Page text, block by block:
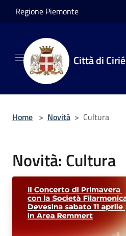
Salta al contenuto principale
Regione Piemonte
Città di Cirié
Home > Novità > Cultura
Novità: Cultura